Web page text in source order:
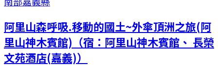
阿里山森呼吸.移動的國土~外傘頂洲之旅(阿
里山神木賓館)（宿：阿里山神木賓館、 長榮
文苑酒店(嘉義)）